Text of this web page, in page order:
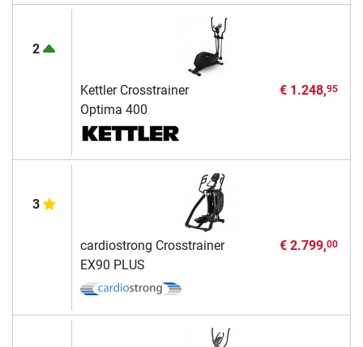
2
Kettler Crosstrainer
Optima 400
€ 1.248,95
3
cardiostrong Crosstrainer
EX90 PLUS
€ 2.799,00